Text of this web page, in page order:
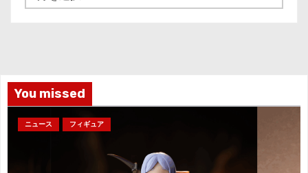
ー
You missed
ニュース フィギュア